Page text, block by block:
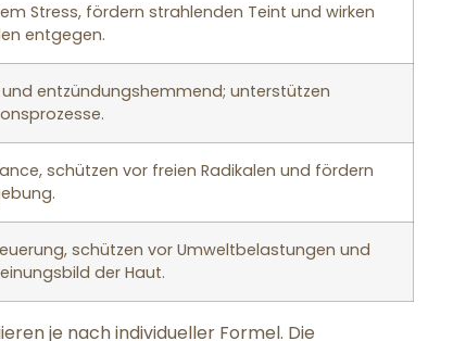
Stress, fördern strahlenden Teint und wirken
entgegen.
entzündungshemmend; unterstützen
schützen vor freien Radikalen und fördern
schützen vor Umweltbelastungen und
der Haut.
je nach individueller Formel. Die